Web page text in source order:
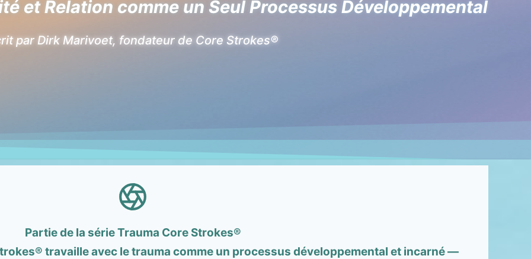
et Relation comme un Seul Processus Développemental
par Dirk Marivoet, fondateur de Core Strokes®
Partie de la série Trauma Core Strokes®
travaille avec le trauma comme un processus développemental et incarné —